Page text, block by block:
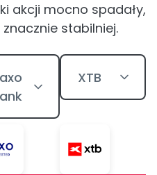
akcji mocno spadały,
stabilniej.
XTB